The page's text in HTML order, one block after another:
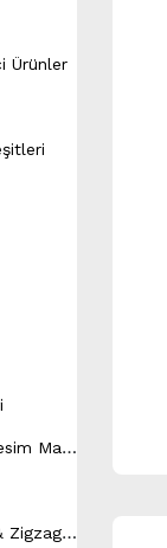
Ürünler
D
öşeme Tabancaları & Kesim Makineleri
E
lastik Kolon, Fitil, Biye & Zigzag Yay Çeşitleri